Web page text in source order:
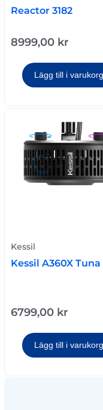
Reactor 3182
8999,00 kr
Lägg till i varukorg
Kessil A360X
6799,00 kr
Lägg till i varukorg
Kessil